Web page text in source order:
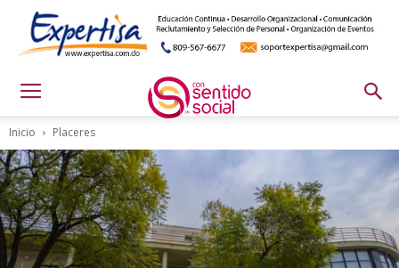
Inicio Placeres